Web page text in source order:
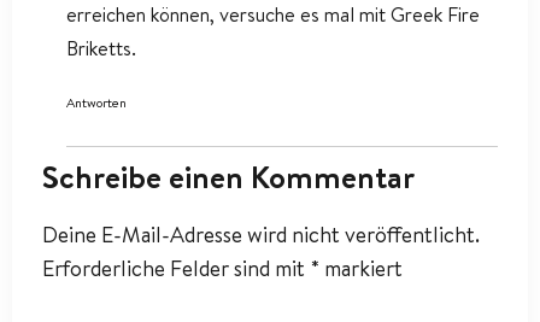
erreichen können, versuche es mal mit Greek Fire
Briketts.
Antworten
Schreibe einen Kommentar
Deine E-Mail-Adresse wird nicht veröffentlicht.
Erforderliche Felder sind mit * markiert